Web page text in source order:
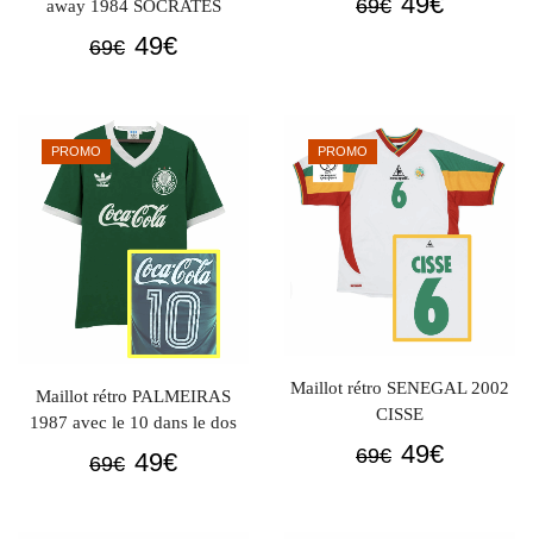
away 1984 SOCRATES
69€ Le
était :
69€.
49€Le
est :
49€.
69€
69€.
PROMO
Maillot rétro PALMEIRAS
1987 avec le 10 dans le dos
69€ Le
49€Le
PROMO
Maillot rétro SENEGAL 2002
CISSE
69€ Le
49€Le